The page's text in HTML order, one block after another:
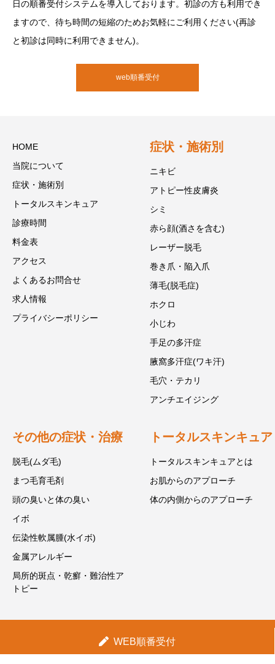
日の順番受付システムを導入しております。初診の方も利用でき
ますので、待ち時間の短縮のためお気軽にご利用ください(再診
と初診は同時に利用できません)。
web順番受付
HOME
当院について
症状・施術別
トータルスキンキュア
診療時間
料金表
アクセス
よくあるお問合せ
求人情報
プライバシーポリシー
症状・施術別
ニキビ
アトピー性皮膚炎
シミ
赤ら顔(酒さを含む)
レーザー脱毛
巻き爪・陥入爪
薄毛(脱毛症)
ホクロ
小じわ
手足の多汗症
腋窩多汗症(ワキ汗)
毛穴・テカリ
アンチエイジング
その他の症状・治療
脱毛(ムダ毛)
まつ毛育毛剤
頭の臭いと体の臭い
イボ
伝染性軟属腫(水イボ)
金属アレルギー
局所的斑点・乾癬・難治性ア
トピー
トータルスキンキュア
トータルスキンキュアとは
お肌からのアプローチ
体の内側からのアプローチ
Copyright © 2003-2022 Muya Skinclinic. All Rights Reserved.
WEB順番受付